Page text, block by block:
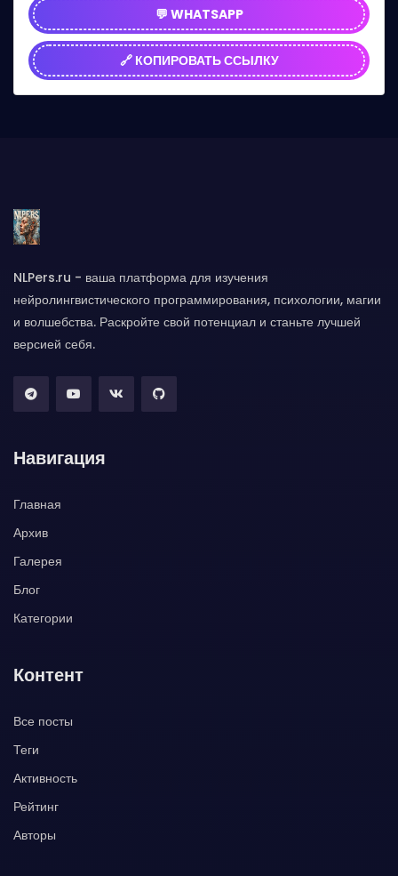
💬 WHATSAPP
🔗 КОПИРОВАТЬ ССЫЛКУ
NLPers.ru - ваша платформа для изучения
нейролингвистического программирования, психологии, магии
и волшебства. Раскройте свой потенциал и станьте лучшей
версией себя.
Навигация
Главная
Архив
Галерея
Блог
Категории
Контент
Все посты
Теги
Активность
Рейтинг
Авторы